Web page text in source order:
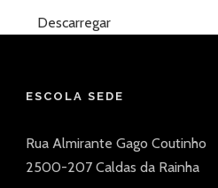
Descarregar
ESCOLA SEDE
Rua Almirante Gago Coutinho
2500-207 Caldas da Rainha